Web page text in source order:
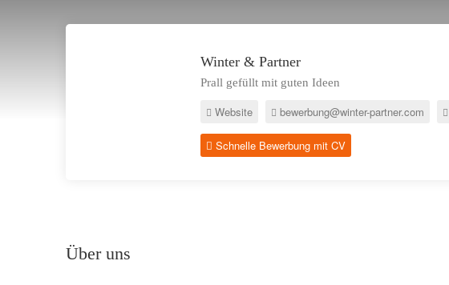
Winter & Partner
Prall gefüllt mit guten Ideen
Website bewerbung@winter-partner.com
Schnelle Bewerbung mit CV
Über uns